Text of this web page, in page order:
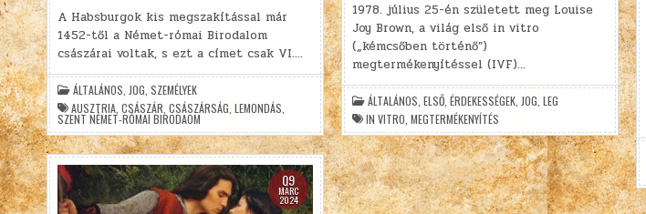
A Habsburgok kis megszakítással már
1452-től a Német-római Birodalom
császárai voltak, s ezt a címet csak VI….
ÁLTALÁNOS JOG ,SZEMÉLYEK
AUSZTRIA ,CSÁSZÁR ,CSÁSZÁRSÁG ,LEMONDÁS
SZENT NÉMET-RÓMAI BIRODAOM
1978. július 25-én született meg Louise
Joy Brown, a világ első in vitro
(„kémcsőben történő”)
megtermékenyítéssel (IVF)…
ÁLTALÁNOS ,ELSŐ ,ÉRDEKESSÉGEK JOG ,LEG
IN VITRO ,MEGTERMÉKENYÍTÉS
09
MÁRC
2024